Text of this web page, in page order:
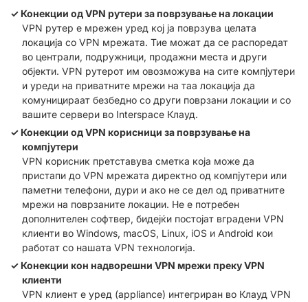
Конекции од VPN рутери за поврзување на локации
VPN рутер е мрежен уред кој ја поврзува целата
локација со VPN мрежата. Тие можат да се распоредат
во централи, подружници, продажни места и други
објекти. VPN рутерот им овозможува на сите компјутери
и уреди на приватните мрежи на таа локација да
комуницираат безбедно со други поврзани локации и со
вашите сервери во Interspace Клауд.
Конекции од VPN корисници за поврзување на
компјутери
VPN корисник претставува сметка која може да
пристапи до VPN мрежата директно од компјутери или
паметни телефони, дури и ако не се дел од приватните
мрежи на поврзаните локации. Не е потребен
дополнителен софтвер, бидејќи постојат вградени VPN
клиенти во Windows, macOS, Linux, iOS и Android кои
работат со нашата VPN технологија.
Конекции кон надворешни VPN мрежи преку VPN
клиенти
VPN клиент е уред (appliance) интегриран во Клауд VPN